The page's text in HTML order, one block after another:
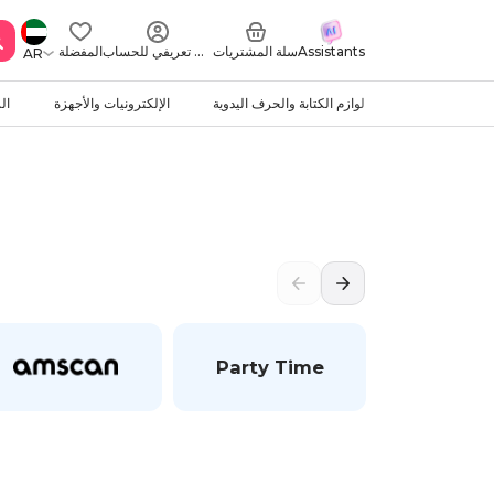
AR
المفضلة ملف تعريفي للحساب سلة المشترياتAssistants
الإلكترونيات والأجهزة لوازم الكتابة والحرف اليدوية
Party Time